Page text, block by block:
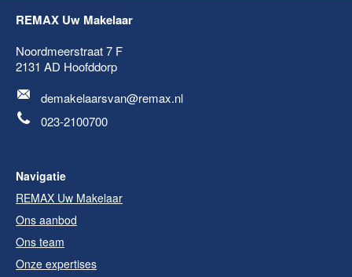
REMAX Uw Makelaar
Noordmeerstraat 7 F
2131 AD Hoofddorp
demakelaarsvan@remax.nl
023-2100700
Navigatie
REMAX Uw Makelaar
Ons aanbod
Ons team
Onze expertises